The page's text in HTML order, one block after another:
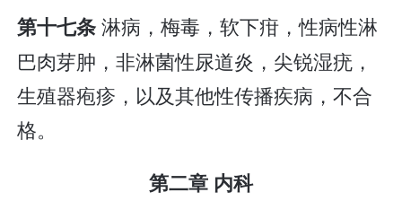
第十七条淋病，梅毒，软下疳，性病性淋
巴肉芽肿，非淋菌性尿道炎，尖锐湿疣，
生殖器疱疹，以及其他性传播疾病，不合
格。
第二章 内科